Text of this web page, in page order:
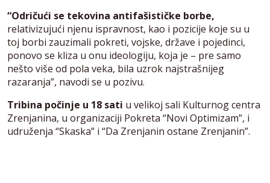
“Odričući se tekovina antifašističke borbe,
relativizujući njenu ispravnost, kao i pozicije koje su u
toj borbi zauzimali pokreti, vojske, države i pojedinci,
ponovo se kliza u onu ideologiju, koja je – pre samo
nešto više od pola veka, bila uzrok najstrašnijeg
razaranja”, navodi se u pozivu.
Tribina počinje u 18 sati u velikoj sali Kulturnog centra
Zrenjanina, u organizaciji Pokreta “Novi Optimizam”, i
udruženja “Skaska” i “Da Zrenjanin ostane Zrenjanin”.